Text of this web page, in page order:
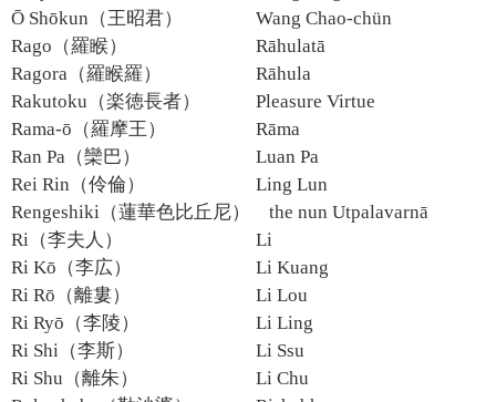
Ō Shōkun（王昭君）
Wang Chao-chün
Rago（羅睺）
Rāhulatā
Ragora（羅睺羅）
Rāhula
Rakutoku（楽徳長者）
Pleasure Virtue
Rama-ō（羅摩王）
Rāma
Ran Pa（欒巴）
Luan Pa
Rei Rin（伶倫）
Ling Lun
Rengeshiki（蓮華色比丘尼）
the nun Utpalavarnā
Ri（李夫人）
Li
Ri Kō（李広）
Li Kuang
Ri Rō（離婁）
Li Lou
Ri Ryō（李陵）
Li Ling
Ri Shi（李斯）
Li Ssu
Ri Shu（離朱）
Li Chu